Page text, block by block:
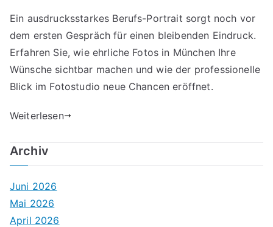
Ein ausdrucksstarkes Berufs-Portrait sorgt noch vor
dem ersten Gespräch für einen bleibenden Eindruck.
Erfahren Sie, wie ehrliche Fotos in München Ihre
Wünsche sichtbar machen und wie der professionelle
Blick im Fotostudio neue Chancen eröffnet.
Weiterlesen
Archiv
Juni 2026
Mai 2026
April 2026